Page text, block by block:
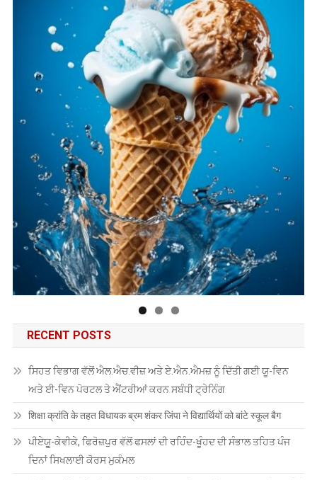
RECENT POSTS
ਸਿਹਤ ਵਿਭਾਗ ਵੱਲੋਂ ਐਲ.ਐਚ.ਵੀਜ਼ ਅਤੇ ਏ.ਐਨ.ਐਮਜ਼ ਨੂੰ ਦਿੱਤੀ ਗਈ ਯੂ-ਵਿਨ
ਅਤੇ ਈ-ਵਿਨ ਪੋਰਟਲ ਤੇ ਐਂਟਰੀਆਂ ਕਰਨ ਸਬੰਧੀ ਟ੍ਰੇਨਿੰਗ
शिक्षा क्रांति के तहत विधायक ब्रम शंकर जिंपा ने विद्यार्थियों को बांटे स्कूल बैग
ਪੀਏਯੂੑ-ਕੇਵੀਕੇ, ਫਿਰੋਜ਼ਪੁਰ ਵੱਲੋਂ ਫਸਲਾਂ ਦੀ ਰਹਿੰਦ-ਖੂੰਹਦ ਦੀ ਸੰਭਾਲ ਤਹਿਤ ਪੰਜ
ਦਿਨਾਂ ਸਿਖਲਾਈ ਕੋਰਸ ਮੁਕੰਮਲ